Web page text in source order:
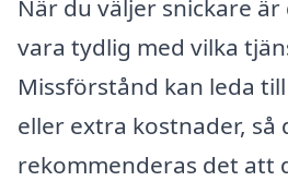
När du väljer snickare
vara tydlig med vilka
Missförstånd kan leda
eller extra kostnader, så
rekommenderas det att